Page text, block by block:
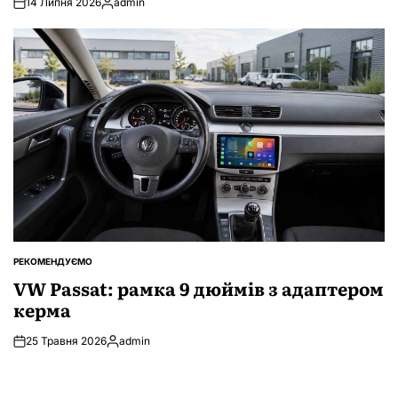
Опубліковано
ОПУБЛІКУВАТИ
РЕКОМЕНДУЄМО
VW Passat: рамка 9 дюймів з адаптером
керма
25 Травня 2026Опубліковано
admin